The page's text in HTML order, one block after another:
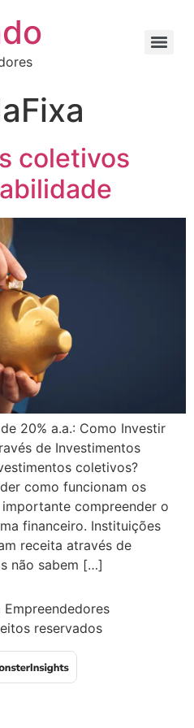
coletivos
20% a.a.: Como Investir
de Investimentos
coletivos?
como funcionam os
compreender o
financeiro. Instituições
receita através de
não sabem […]
Empreendedores
reservados